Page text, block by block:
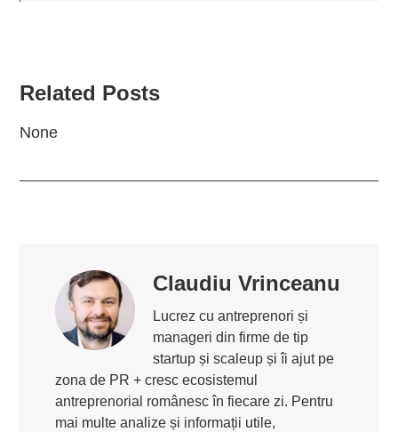
Related Posts
None
Claudiu Vrinceanu
Lucrez cu antreprenori și
manageri din firme de tip
startup și scaleup și îi ajut pe
zona de PR + cresc ecosistemul
antreprenorial românesc în fiecare zi. Pentru
mai multe analize și informații utile,